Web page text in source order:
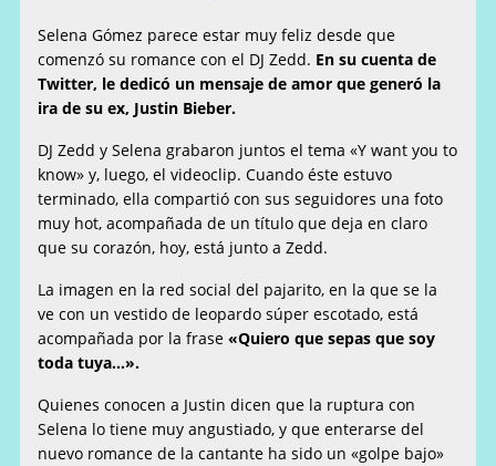
Selena Gómez parece estar muy feliz desde que
comenzó su romance con el DJ Zedd. En su cuenta de
Twitter, le dedicó un mensaje de amor que generó la
ira de su ex, Justin Bieber.
DJ Zedd y Selena grabaron juntos el tema «Y want you to
know» y, luego, el videoclip. Cuando éste estuvo
terminado, ella compartió con sus seguidores una foto
muy hot, acompañada de un título que deja en claro
que su corazón, hoy, está junto a Zedd.
La imagen en la red social del pajarito, en la que se la
ve con un vestido de leopardo súper escotado, está
acompañada por la frase«Quiero que sepas que soy
toda tuya…».
Quienes conocen a Justin dicen que la ruptura con
Selena lo tiene muy angustiado, y que enterarse del
nuevo romance de la cantante ha sido un «golpe bajo»